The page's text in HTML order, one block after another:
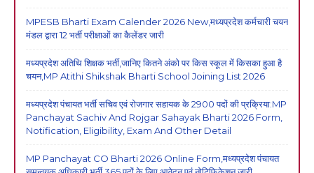
MPESB Bharti Exam Calender 2026 New,मध्यप्रदेश कर्मचारी चयन
मंडल द्वारा 12 भर्ती परीक्षाओं का कैलेंडर जारी
मध्यप्रदेश अतिथि शिक्षक भर्ती,जानिए कितने अंको पर किस स्कूल में किसका हुआ है
चयन,MP Atithi Shikshak Bharti School Joining List 2026
मध्यप्रदेश पंचायत भर्ती सचिव एवं रोजगार सहायक के 2900 पदों की प्रक्रिया:MP
Panchayat Sachiv And Rojgar Sahayak Bharti 2026 Form,
Notification, Eligibility, Exam And Other Detail
MP Panchayat CO Bharti 2026 Online Form,मध्यप्रदेश पंचायत